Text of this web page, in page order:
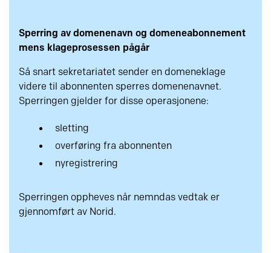
Sperring av domenenavn og domeneabonnement
mens klageprosessen pågår
Så snart sekretariatet sender en domeneklage
videre til abonnenten sperres domenenavnet.
Sperringen gjelder for disse operasjonene:
sletting
overføring fra abonnenten
nyregistrering
Sperringen oppheves når nemndas vedtak er
gjennomført av Norid.